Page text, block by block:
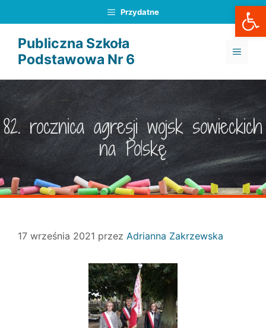
do
treści
Przydatne
Publiczna Szkoła
Podstawowa Nr 6
MENU
82. rocznica agresji wojsk sowieckich
na Polskę
17 września 2021 przez Adrianna Zakrzewska